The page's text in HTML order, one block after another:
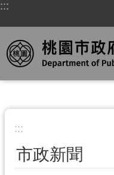
跳到主要內容區塊
:::
:::
市政新聞